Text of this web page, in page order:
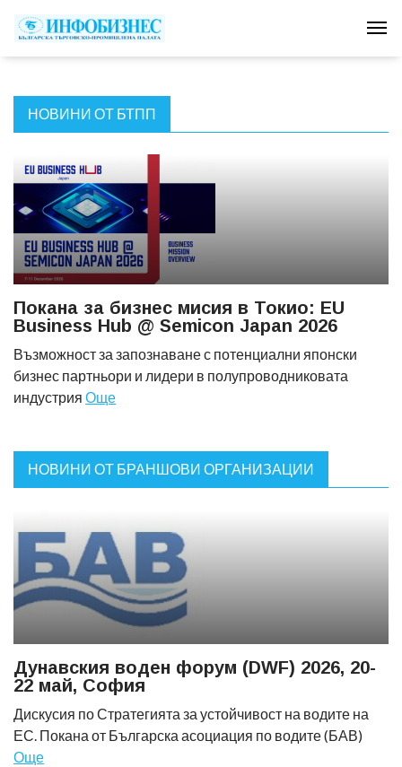
НОВИНИ ОТ БТПП
Покана за бизнес мисия в Токио: EU
Business Hub @ Semicon Japan 2026
Възможност за запознаване с потенциални японски
бизнес партньори и лидери в полупроводниковата
индустрия Още
НОВИНИ ОТ БРАНШОВИ ОРГАНИЗАЦИИ
Дунавския воден форум (DWF) 2026, 20-
22 май, София
Дискусия по Стратегията за устойчивост на водите на
ЕС. Покана от Българска асоциация по водите (БАВ)
Още